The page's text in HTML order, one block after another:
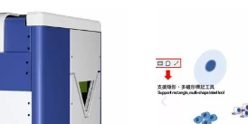
动检测设备 雷射